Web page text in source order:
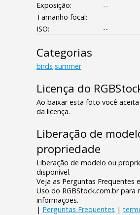
Exposição:
--
Tamanho focal:
ISO:
--
Categorias
birds summer
Licença do
Ao baixar esta foto você
da licença.
Liberação de
propriedade
Liberação de modelo ou
disponível.
Veja as Perguntas Frequentes
Uso do RGBStock.com.br para
informações.
| Perguntas Frequentes |